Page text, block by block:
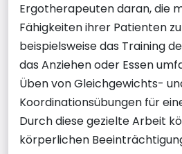
Ergotherapeuten daran, die
Fähigkeiten ihrer Patienten
beispielsweise das Training
das Anziehen oder Essen
Üben von Gleichgewichts-
Koordinationsübungen für
Durch diese gezielte Arbeit
körperlichen